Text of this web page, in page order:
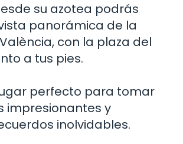
su azotea podrás
panorámica de la
con la plaza del
a tus pies.
perfecto para tomar
impresionantes y
inolvidables.